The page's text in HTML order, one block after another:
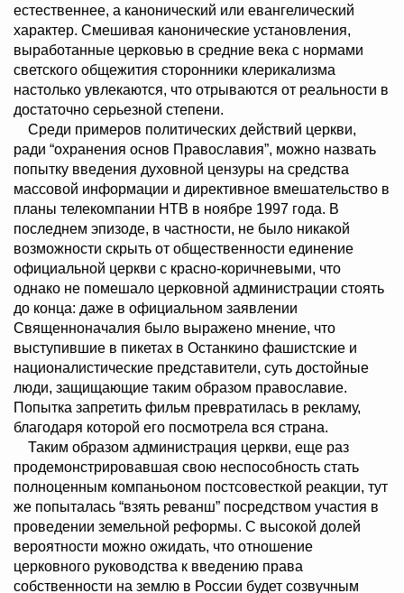
естественнее, а канонический или евангелический
характер. Смешивая канонические установления,
выработанные церковью в средние века с нормами
светского общежития сторонники клерикализма
настолько увлекаются, что отрываются от реальности в
достаточно серьезной степени.
Среди примеров политических действий церкви,
ради “охранения основ Православия”, можно назвать
попытку введения духовной цензуры на средства
массовой информации и директивное вмешательство в
планы телекомпании НТВ в ноябре 1997 года. В
последнем эпизоде, в частности, не было никакой
возможности скрыть от общественности единение
официальной церкви с красно-коричневыми, что
однако не помешало церковной администрации стоять
до конца: даже в официальном заявлении
Священноначалия было выражено мнение, что
выступившие в пикетах в Останкино фашистские и
националистические представители, суть достойные
люди, защищающие таким образом православие.
Попытка запретить фильм превратилась в рекламу,
благодаря которой его посмотрела вся страна.
Таким образом администрация церкви, еще раз
продемонстрировавшая свою неспособность стать
полноценным компаньоном постсовесткой реакции, тут
же попыталась “взять реванш” посредством участия в
проведении земельной реформы. С высокой долей
вероятности можно ожидать, что отношение
церковного руководства к введению права
собственности на землю в России будет созвучным